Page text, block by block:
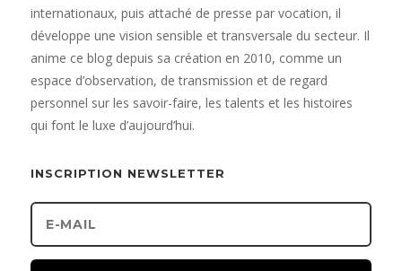
internationaux, puis attaché de presse par vocation, il
développe une vision sensible et transversale du secteur. Il
anime ce blog depuis sa création en 2010, comme un
espace d’observation, de transmission et de regard
personnel sur les savoir-faire, les talents et les histoires
qui font le luxe d’aujourd’hui.
INSCRIPTION NEWSLETTER